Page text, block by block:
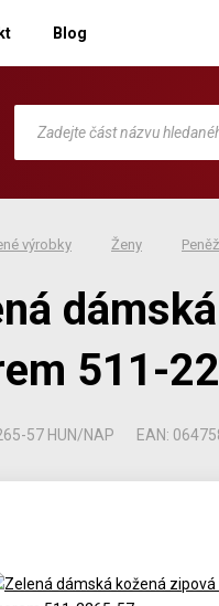
Blog
výrobky Ženy
511-
57 HUN/NAP EAN: